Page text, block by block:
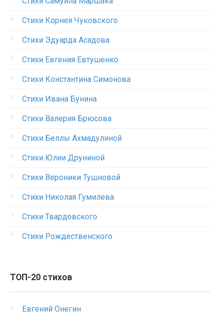
Стихи Корнея Чуковского
Стихи Эдуарда Асадова
Стихи Евгения Евтушенко
Стихи Константина Симонова
Стихи Ивана Бунина
Стихи Валерия Брюсова
Стихи Беллы Ахмадулиной
Стихи Юлии Друниной
Стихи Вероники Тушновой
Стихи Николая Гумилева
Стихи Твардовского
Стихи Рождественского
ТОП-20 стихов
Евгений Онегин